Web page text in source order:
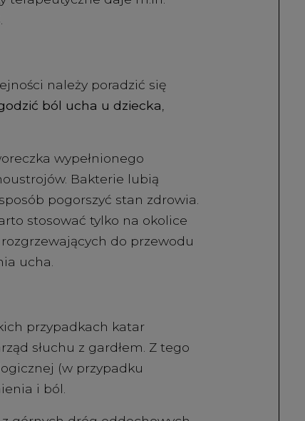
należy poradzić się
ból ucha u dziecka
wypełnionego
Bakterie lubią
pogorszyć stan zdrowia.
stosować tylko na okolice
do przewodu
ucha.
przypadkach katar
słuchu z gardłem. Z tego
(w przypadku
i ból.